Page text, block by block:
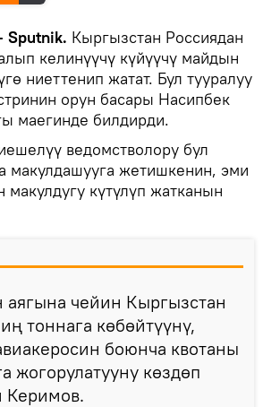
Sputnik. Кыргызстан Россиядан
келинүүчү күйүүчү майдын
ниеттенип жатат. Бул тууралуу
орун басары Насипбек
маегинде билдирди.
ведомстволору бул
макулдашууга жетишкенин, эми
макулдугу күтүлүп жатканын
чейин Кыргызстан
тоннага көбөйтүүнү,
боюнча квотаны
жогорулатууну көздөп
Керимов.